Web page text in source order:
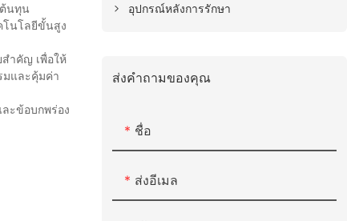
นทุน
โนโลยีขั้นสูง
ำคัญ เพื่อให้
มและคุ้มค่า
ะข้อบกพร่อง
อุปกรณ์หลังการรักษา
ส่งคำถามของคุณ
ชื่อ
ส่งอีเมล